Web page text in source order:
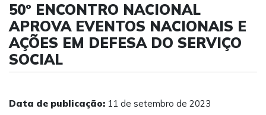
50º ENCONTRO NACIONAL
APROVA EVENTOS NACIONAIS E
AÇÕES EM DEFESA DO SERVIÇO
SOCIAL
Data de publicação: 11 de setembro de 2023